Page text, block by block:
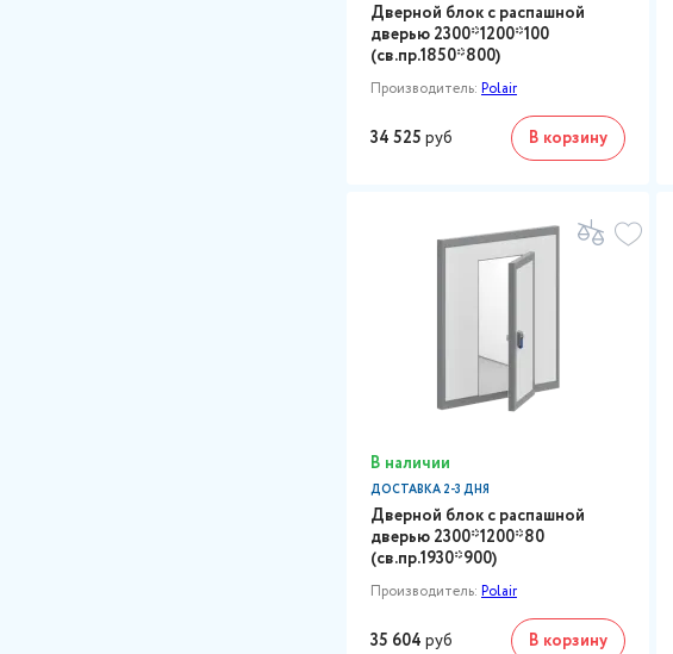
Дверной блок с распашной
дверью 2300*1200*100
(св.пр.1850*800)
Производитель: Polair
34 525 руб В корзину
В наличии
ДОСТАВКА 2-3 ДНЯ
Дверной блок с распашной
дверью 2300*1200*80
(св.пр.1930*900)
Производитель: Polair
35 604 руб В корзину